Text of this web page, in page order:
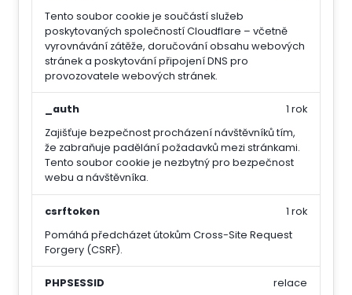
Tento soubor cookie je součástí služeb
poskytovaných společností Cloudflare – včetně
vyrovnávání zátěže, doručování obsahu webových
stránek a poskytování připojení DNS pro
provozovatele webových stránek.
_auth
Zajišťuje bezpečnost procházení návštěvníků tím,
že zabraňuje padělání požadavků mezi stránkami.
Tento soubor cookie je nezbytný pro bezpečnost
webu a návštěvníka.
1 rok
csrftoken
Pomáhá předcházet útokům Cross-Site Request
Forgery (CSRF).
1 rok
PHPSESSID
relace